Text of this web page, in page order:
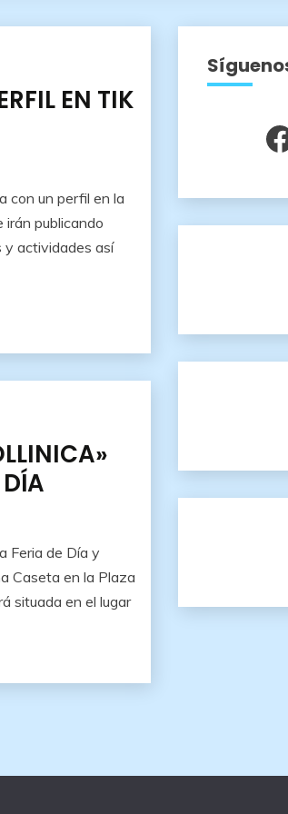
EN TIK
con un perfil en la
irán publicando
y actividades así
DÍA
Feria de Día y
Caseta en la Plaza
situada en el lugar